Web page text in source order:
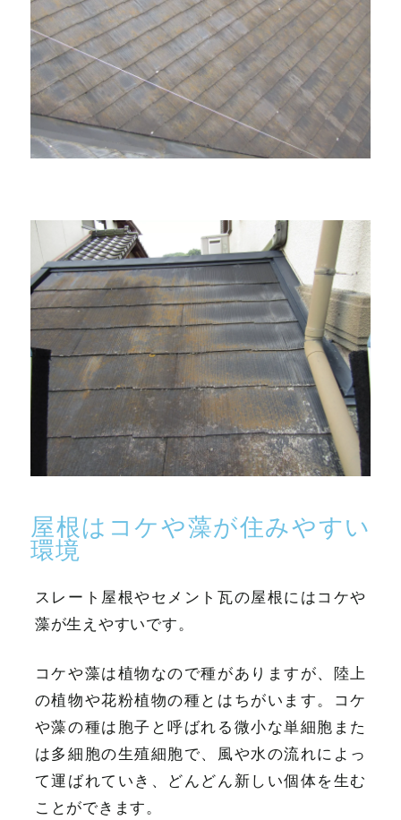
屋根はコケや藻が住みやすい
環境
スレート屋根やセメント瓦の屋根にはコケや
藻が生えやすいです。
コケや藻は植物なので種がありますが、陸上
の植物や花粉植物の種とはちがいます。コケ
や藻の種は胞子と呼ばれる微小な単細胞また
は多細胞の生殖細胞で、風や水の流れによっ
て運ばれていき、どんどん新しい個体を生む
ことができます。